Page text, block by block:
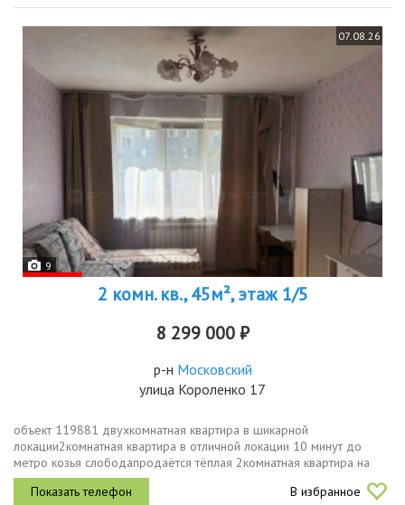
07.08.26
9
2 комн. кв., 45м², этаж 1/5
8 299 000 ₽
р-н Московский
улица Короленко 17
объект 119881 двухкомнатная квартира в шикарной
локации2комнатная квартира в отличной локации 10 минут до
метро козья слободапродаётся тёплая 2комнатная квартира на
очень высоком первом этаже в одной из самых удобных локаций
города.локация главное...
В избранное